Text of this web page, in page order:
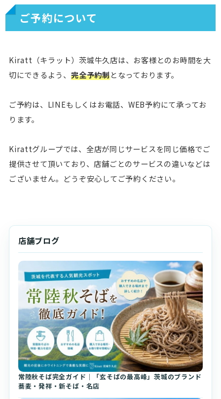
ご予約について
Kiratt（キラット）茨城牛久店は、お客様とのお時間を大
切にできるよう、完全予約制となっております。
ご予約は、LINEもしくはお電話、WEB予約にて承ってお
ります。
Kirattグループでは、全店が同じサービスを同じ価格でご
提供させて頂いており、店舗ごとのサービスの違いなどは
ございません。どうぞ安心してご予約ください。
店舗ブログ
常陸秋そば完全ガイド｜「玄そばの最高峰」茨城のブランド
蕎麦・発祥・新そば・名店